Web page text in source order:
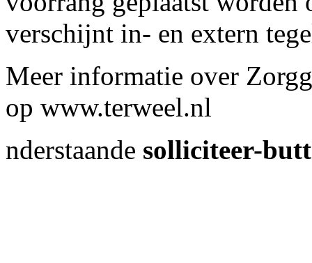
verschijnt in- en extern
Meer informatie over
op www.terweel.nl
nderstaande solliciteer-